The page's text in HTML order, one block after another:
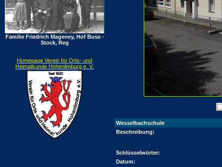
Familie Friedrich Mageney, Hof Buse -
Stock, Reg
Homepage Verein für Orts- und
Heimatkunde Hohenlimburg e. V.
Wesselbachschule
Beschreibung:
Schlüsselwörter:
Datum: